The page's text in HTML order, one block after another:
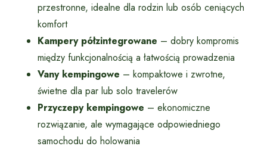
przestronne, idealne dla rodzin lub osób ceniących
komfort
Kampery półzintegrowane – dobry kompromis
między funkcjonalnością a łatwością prowadzenia
Vany kempingowe – kompaktowe i zwrotne,
świetne dla par lub solo travelerów
Przyczepy kempingowe – ekonomiczne
rozwiązanie, ale wymagające odpowiedniego
samochodu do holowania